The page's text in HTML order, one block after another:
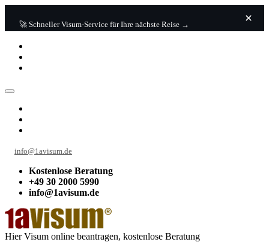
🚀 Schneller Visum-Service für Ihre nächste Reise →
info@1avisum.de
Kostenlose Beratung
+49 30 2000 5990
info@1avisum.de
Hier Visum online beantragen, kostenlose Beratung